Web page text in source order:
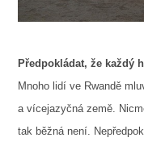
Předpokládat, že každý
Mnoho lidí ve Rwandě
a vícejazyčná země.
tak běžná není.